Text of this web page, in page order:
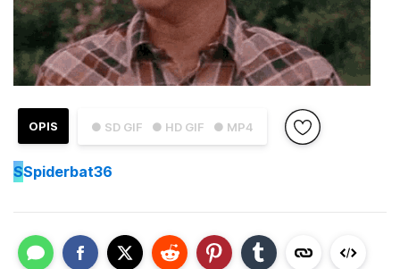
● SD GIF ● HD GIF ● MP4
OPIS
SSpiderbat36